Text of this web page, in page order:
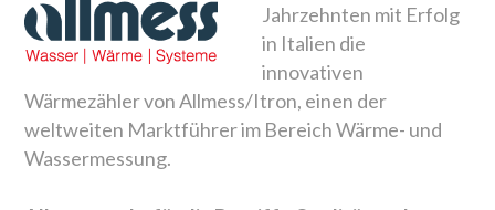
Jahrzehnten mit Erfolg
in Italien die
innovativen
Wärmezähler von Allmess/Itron, einen der
weltweiten Marktführer im Bereich Wärme- und
Wassermessung.